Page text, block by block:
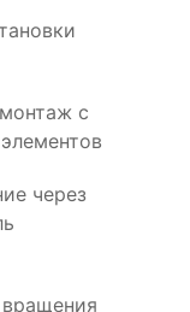
с
через